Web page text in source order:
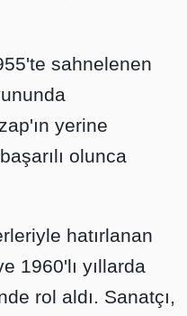
sahnelenen
yerine
olunca
hatırlanan
1960'lı yıllarda
rol aldı. Sanatçı,